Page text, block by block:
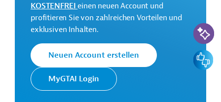
und praktische Hinweise zur Geschäftsanbahnung.
Gesamtkosten:
156 Millionen US-Dollar
Geberbeitrag:
156 Millionen US-Dollar (Darlehen; beantragt)
Kontaktadresse
KOSTENFREIeinen neuen Account und
profitieren Sie von zahlreichen Vorteilen und
exklusiven Inhalten.
Neuen Account erstellen
MyGTAI Login
KI-